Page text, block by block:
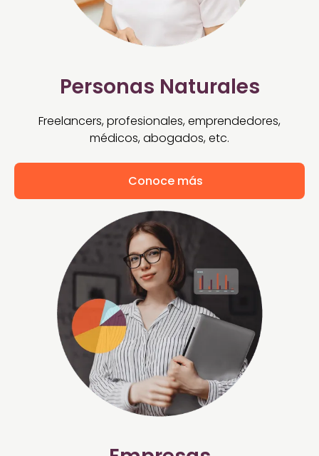
Personas Naturales
Freelancers, profesionales, emprendedores,
médicos, abogados, etc.
Conoce más